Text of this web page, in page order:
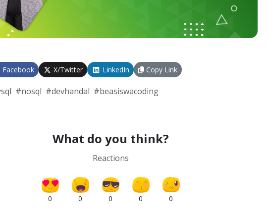
Facebook X/Twitter LinkedIn Copy Link
#nosql #devhandal #beasiswacoding
What do you think?
Reactions
0 0 0 0 0